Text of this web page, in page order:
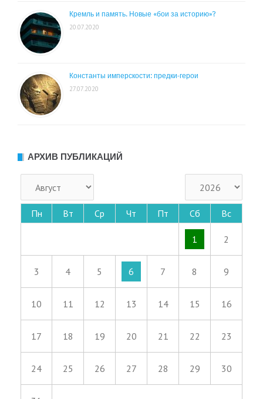
Кремль и память. Новые «бои за историю»?
20.07.2020
Константы имперскости: предки-герои
27.07.2020
АРХИВ ПУБЛИКАЦИЙ
Пн Вт Ср Чт Пт Сб Вс
1 2
3 4 5 6 7 8 9
10 11 12 13 14 15 16
17 18 19 20 21 22 23
24 25 26 27 28 29 30